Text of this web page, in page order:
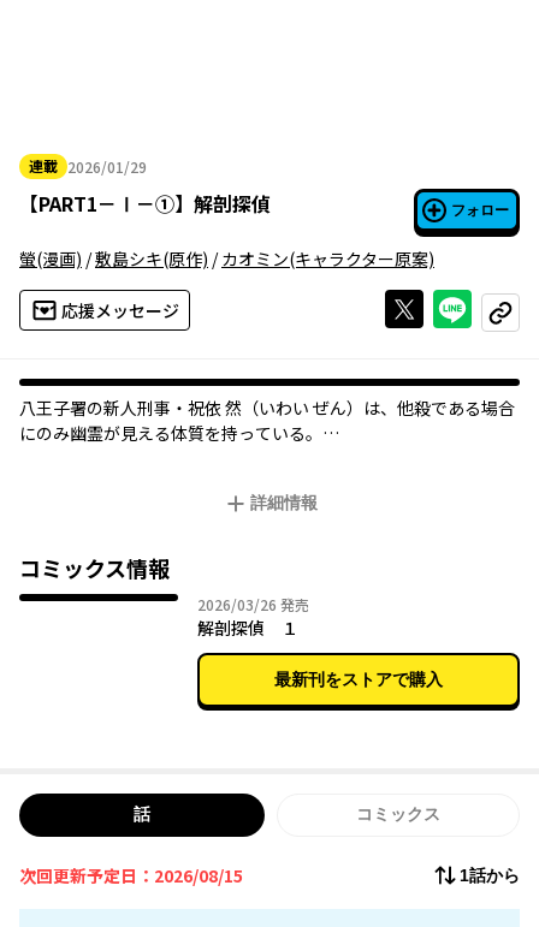
連載 2026/01/29
2026年01月29日
【PART1－Ⅰ－①】 解剖探偵 フォロー
螢(漫画) /敷島シキ(原作) /カオミン(キャラクター原案)
応援メッセージ Xで投稿する
ライン
コピー
八王子署の新人刑事・祝依 然（いわい ぜん）は、他殺である場合
にのみ幽霊が見える体質を持っている。
（きりさき まり）が現れ、死体を見た彼女は、これは他殺である
詳細情報
コミックス情報
2026/03/26 2026年03月26日
発売
解剖探偵 １
最新刊をストアで購入
話 コミックス
次回更新予定日：2026/08/15 1話から